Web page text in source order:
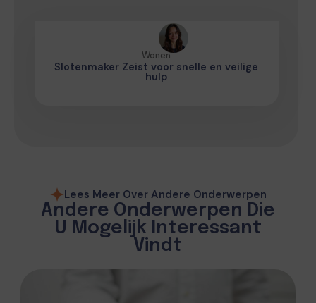
Wonen
Slotenmaker Zeist voor snelle en veilige
hulp
Lees Meer Over Andere Onderwerpen
Andere Onderwerpen Die
U Mogelijk Interessant
Vindt